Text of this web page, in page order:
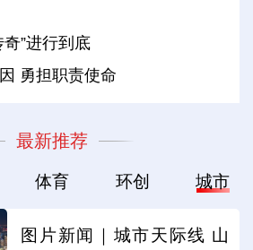
”进行到底
勇担职责使命
最新推荐
体育 环创 城市
图片新闻｜城市天际线 山